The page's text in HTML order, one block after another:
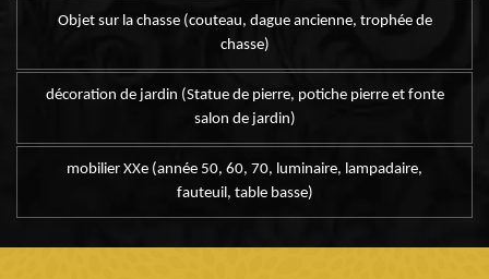
Objet sur la chasse (couteau, dague ancienne, trophée de
chasse)
décoration de jardin (Statue de pierre, potiche pierre et fonte
salon de jardin)
mobilier XXe (année 50, 60, 70, luminaire, lampadaire,
fauteuil, table basse)